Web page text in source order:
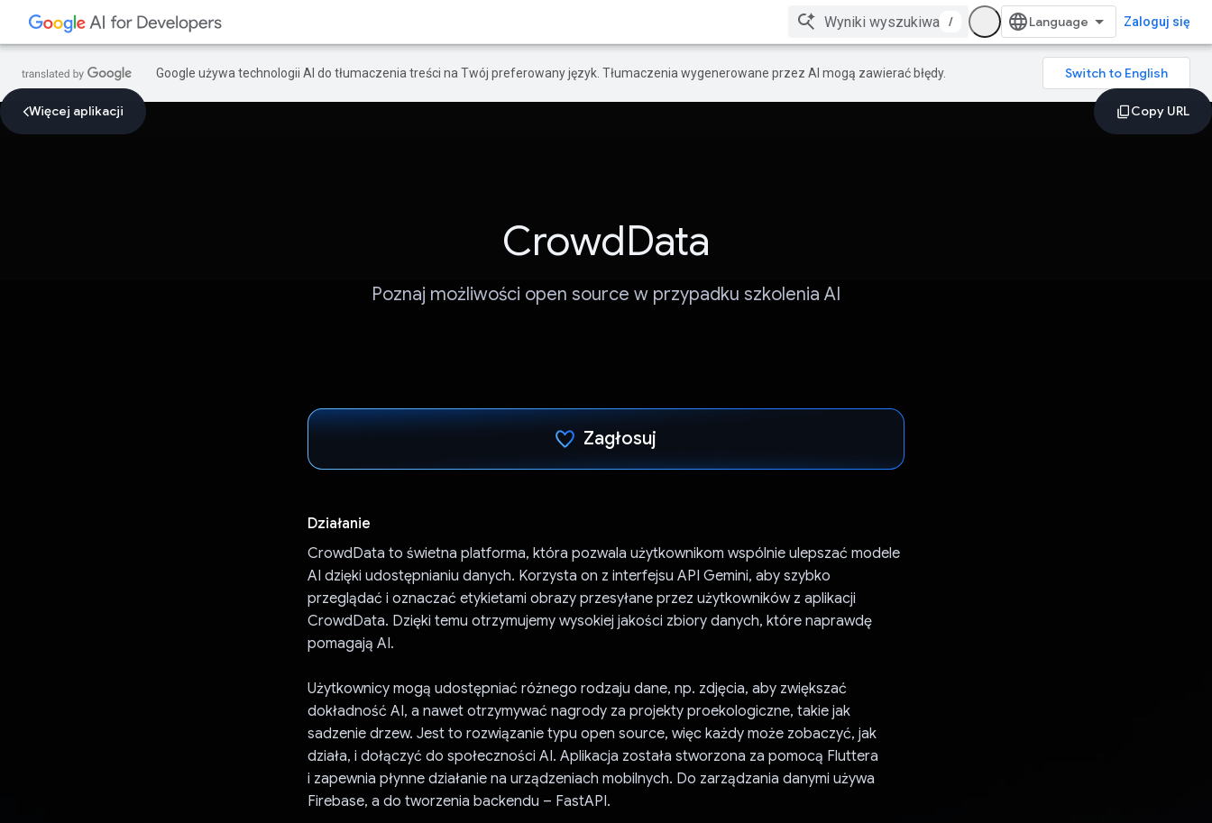
/ Zaloguj się
Google używa technologii AI do tłumaczenia treści na Twój preferowany język. Tłumaczenia wygenerowane przez AI mogą zawierać błędy.
Więcej aplikacji
CrowdData
Poznaj możliwości open source w przypadku szkolenia AI
Zagłosuj
Działanie
CrowdData to świetna platforma, która pozwala użytkownikom wspólnie ulepszać modele
AI dzięki udostępnianiu danych. Korzysta on z interfejsu API Gemini, aby szybko
przeglądać i oznaczać etykietami obrazy przesyłane przez użytkowników z aplikacji
CrowdData. Dzięki temu otrzymujemy wysokiej jakości zbiory danych, które naprawdę
pomagają AI.
Użytkownicy mogą udostępniać różnego rodzaju dane, np. zdjęcia, aby zwiększać
dokładność AI, a nawet otrzymywać nagrody za projekty proekologiczne, takie jak
sadzenie drzew. Jest to rozwiązanie typu open source, więc każdy może zobaczyć, jak
działa, i dołączyć do społeczności AI. Aplikacja została stworzona za pomocą Fluttera
i zapewnia płynne działanie na urządzeniach mobilnych. Do zarządzania danymi używa
Firebase, a do tworzenia backendu – FastAPI.